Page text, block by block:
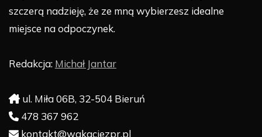
szczerą nadzieję, że ze mną wybierzesz idealne
miejsce na odpoczynek.
Redakcja: Michał Jantar
ul. Miła 06B, 32-504 Bieruń
478 367 962
kontakt@wakacjezpr.pl